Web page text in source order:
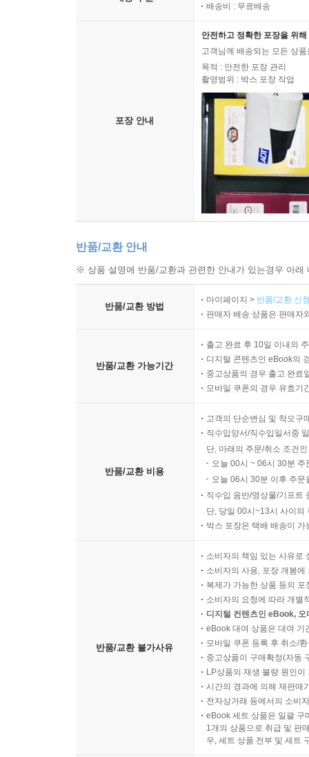
배송비 : 무료배송
포장 안내
안전하고 정확한 포장을 위
고객님께 배송되는 모든 상
목적 : 안전한 포장 관리
촬영범위 : 박스 포장 작업
반품/교환 안내
※ 상품 설명에 반품/교환과 관련한 안내가 있는경우 아
반품/교환 방법
마이페이지 > 반품/교환 신
판매자 배송 상품은 판매자
반품/교환 가능기간
출고 완료 후 10일 이내의
디지털 콘텐츠인 eBook의
중고상품의 경우 출고 완료
모바일 쿠폰의 경우 유효기
반품/교환 비용
고객의 단순변심 및 착오구
직수입양서/직수입일서중
단, 아래의 주문/취소 조건
오늘 00시 ~ 06시 30분
오늘 06시 30분 이후 주
직수입 음반/영상물/기프트
단, 당일 00시~13시 사이의
박스 포장은 택배 배송이
반품/교환 불가사유
소비자의 책임 있는 사유로
소비자의 사용, 포장 개봉
복제가 가능한 상품 등의
소비자의 요청에 따라 개별
디지털 컨텐츠인 eBook,
eBook 대여 상품은 대여 기
모바일 쿠폰 등록 후 취소/
중고상품이 구매확정(자동
LP상품의 재생 불량 원인
시간의 경과에 의해 재판매
전자상거래 등에서의 소비
eBook 세트 상품은 일괄 구
1개의 상품으로 취급 및 판
우, 세트 상품 전부 및 세트